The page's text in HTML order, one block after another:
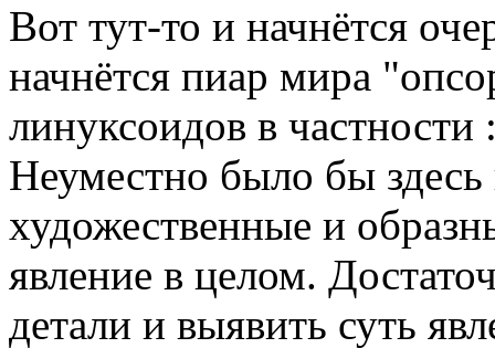
Вот тут-то и начнётся
начнётся пиар мира
линуксоидов в частности
Неуместно было бы здесь
художественные и
явление в целом.
детали и выявить суть